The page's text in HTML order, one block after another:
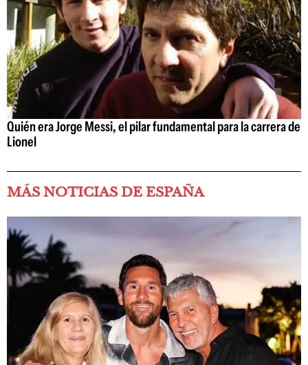
Quién era Jorge Messi, el pilar fundamental para la carrera de
Lionel
MÁS NOTICIAS DE ESPAÑA